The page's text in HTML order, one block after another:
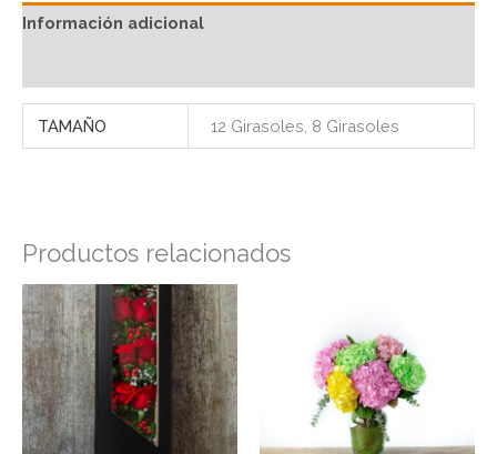
Información adicional
TAMAÑO 12 Girasoles, 8 Girasoles
Productos relacionados
Rango
de
precios:
desde
$142
hasta
$165.000
Este
tiene
múltiples
variantes.
Las